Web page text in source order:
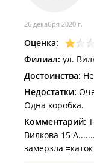
26 декабря 2020 г.
Оценка:
Филиал: ул.
Достоинства:
Недостатки:
Одна коробка.
Комментарий:
Вилкова 15
замерзла